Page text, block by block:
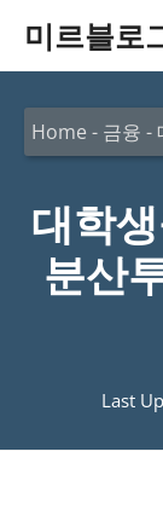
미르블로
Home - 금융 -
대학
분산
Last